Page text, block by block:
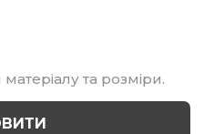
та розміри.